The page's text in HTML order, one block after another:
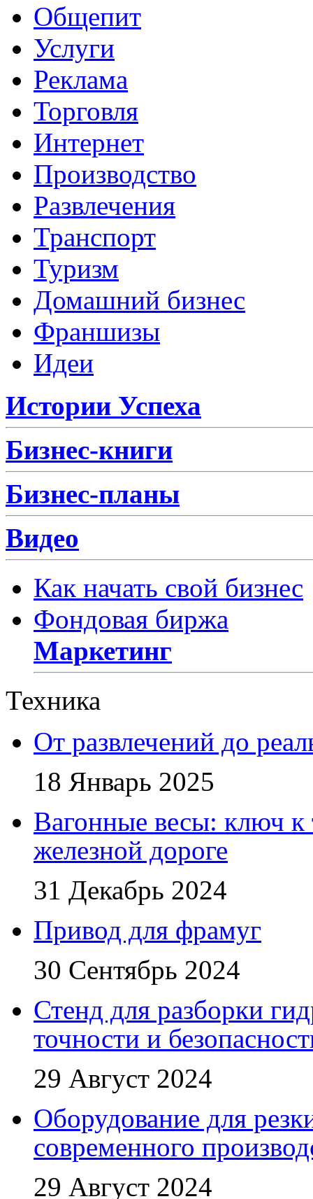
Общепит
Услуги
Реклама
Торговля
Интернет
Производство
Развлечения
Транспорт
Туризм
Домашний бизнес
Франшизы
Идеи
Истории Успеха
Бизнес-книги
Бизнес-планы
Видео
Как начать свой бизнес
Фондовая биржа
Маркетинг
Техника
От развлечений до
18 Январь 2025
Вагонные весы: ключ к
железной дороге
31 Декабрь 2024
Привод для фрамуг
30 Сентябрь 2024
Стенд для разборки
точности и
29 Август 2024
Оборудование для
современного
29 Август 2024